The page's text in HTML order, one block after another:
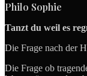
Philo Sophie
Tanzt du weil es
Die Frage nach der
Die Frage ob